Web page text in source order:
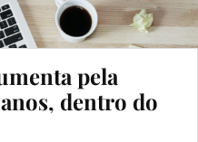
pela
dentro do